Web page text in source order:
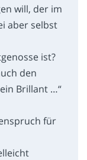
will, der im
aber selbst
ist?
den
Brillant …“
für